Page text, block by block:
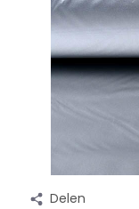
Delen